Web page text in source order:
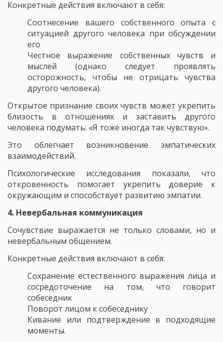
Конкретные действия включают в себя:
Соотнесение вашего собственного опыта с
ситуацией другого человека при обсуждении
его
Честное выражение собственных чувств и
мыслей (однако следует проявлять
осторожность, чтобы не отрицать чувства
другого человека).
Открытое признание своих чувств может укрепить
близость в отношениях и заставить другого
человека подумать: «Я тоже иногда так чувствую».
Это облегчает возникновение эмпатических
взаимодействий.
Психологические исследования показали, что
откровенность помогает укрепить доверие к
окружающим и способствует развитию эмпатии.
4. Невербальная коммуникация
Сочувствие выражается не только словами, но и
невербальным общением.
Конкретные действия включают в себя:
Сохранение естественного выражения лица и
сосредоточение на том, что говорит
собеседник
Поворот лицом к собеседнику
Кивание или подтверждение в подходящие
моменты.